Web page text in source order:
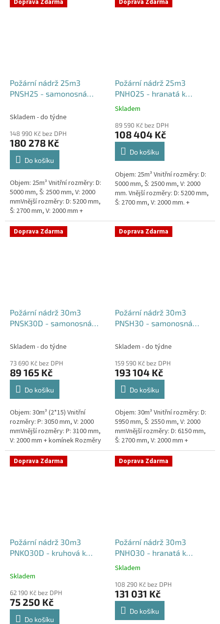
Doprava Zdarma
Požární nádrž 25m3
PNSH25 - samonosná
Skladem - do týdne
148 990 Kč bez DPH
180 278 Kč
Do košíku
Objem: 25m³ Vnitřní rozměry: D:
5000 mm, Š: 2500 mm, V: 2000
mmVnější rozměry: D: 5200 mm,
Š: 2700 mm, V: 2000 mm +
komínek Běžná doba dodání 2-3
týdny od objednávky. Rozměry...
Doprava Zdarma
Požární nádrž 25m3
PNHO25 - hranatá k
obetonování
Průměrné
produktu
je
5,0
hvězdiček.
Skladem
89 590 Kč bez DPH
108 404 Kč
Do košíku
Objem: 25m³ Vnitřní rozměry: D:
5000 mm, Š: 2500 mm, V: 2000
mm. Vnější rozměry: D: 5200 mm,
Š: 2700 mm, V: 2000 mm. +
týdny od objednávky....
Doprava Zdarma
Požární nádrž 30m3
PNSK30D - samonosná
Skladem - do týdne
73 690 Kč bez DPH
89 165 Kč
Do košíku
Objem: 30m³ (2*15) Vnitřní
rozměry: P: 3050 mm, V: 2000
mmVnější rozměry: P: 3100 mm,
V: 2000 mm + komínek Rozměry
nádrže možno jakkoliv upravit -
vyrobíme nádrž na...
Doprava Zdarma
Požární nádrž 30m3
PNSH30 - samonosná
Skladem - do týdne
159 590 Kč bez DPH
193 104 Kč
Do košíku
Objem: 30m³ Vnitřní rozměry: D:
5950 mm, Š: 2550 mm, V: 2000
mmVnější rozměry: D: 6150 mm,
Š: 2700 mm, V: 2000 mm +
komínek Běžná doba dodání 2-3
týdny od objednávky. Rozměry...
Doprava Zdarma
Požární nádrž 30m3
PNKO30D - kruhová k
Skladem
62 190 Kč bez DPH
75 250 Kč
Do košíku
Doprava Zdarma
Požární nádrž 30m3
PNHO30 - hranatá k
obetonování
Průměrné
produktu
je
5,0
Skladem
108 290 Kč bez DPH
131 031 Kč
Do košíku